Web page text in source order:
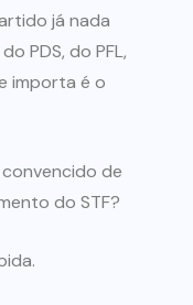
já nada
PDS, do PFL,
importa é o
de
do STF?